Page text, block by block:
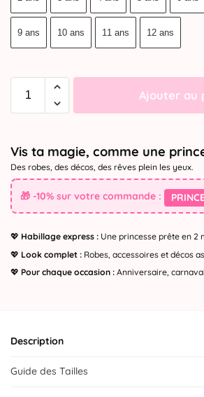
9 ans 10 ans 11 ans 12 ans
Ajouter au
Vis ta magie, comme une
Des robes, des décos, des rêves plein les yeux.
🎁 -10% sur votre commande :
💖 Habillage express : Une princesse prête en 2
💖 Look complet : Robes, accessoires et décos
💖 Pour chaque occasion : Anniversaire,
Description
Guide des Tailles